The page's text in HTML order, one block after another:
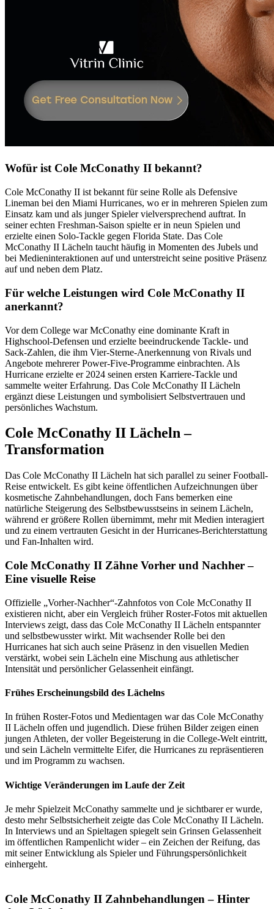
Wofür ist Cole McConathy II bekannt?
Cole McConathy II ist bekannt für seine Rolle als Defensive
Lineman bei den Miami Hurricanes, wo er in mehreren Spielen zum
Einsatz kam und als junger Spieler vielversprechend auftrat. In
seiner echten Freshman-Saison spielte er in neun Spielen und
erzielte einen Solo-Tackle gegen Florida State. Das Cole
McConathy II Lächeln taucht häufig in Momenten des Jubels und
bei Medieninteraktionen auf und unterstreicht seine positive Präsenz
auf und neben dem Platz.
Für welche Leistungen wird Cole McConathy II
anerkannt?
Vor dem College war McConathy eine dominante Kraft in
Highschool-Defensen und erzielte beeindruckende Tackle- und
Sack-Zahlen, die ihm Vier-Sterne-Anerkennung von Rivals und
Angebote mehrerer Power-Five-Programme einbrachten. Als
Hurricane erzielte er 2024 seinen ersten Karriere-Tackle und
sammelte weiter Erfahrung. Das Cole McConathy II Lächeln
ergänzt diese Leistungen und symbolisiert Selbstvertrauen und
persönliches Wachstum.
Cole McConathy II Lächeln –
Transformation
Das Cole McConathy II Lächeln hat sich parallel zu seiner Football-
Reise entwickelt. Es gibt keine öffentlichen Aufzeichnungen über
kosmetische Zahnbehandlungen, doch Fans bemerken eine
natürliche Steigerung des Selbstbewusstseins in seinem Lächeln,
während er größere Rollen übernimmt, mehr mit Medien interagiert
und zu einem vertrauten Gesicht in der Hurricanes-Berichterstattung
und Fan-Inhalten wird.
Cole McConathy II Zähne Vorher und Nachher –
Eine visuelle Reise
Offizielle „Vorher-Nachher“-Zahnfotos von Cole McConathy II
existieren nicht, aber ein Vergleich früher Roster-Fotos mit aktuellen
Interviews zeigt, dass das Cole McConathy II Lächeln entspannter
und selbstbewusster wirkt. Mit wachsender Rolle bei den
Hurricanes hat sich auch seine Präsenz in den visuellen Medien
verstärkt, wobei sein Lächeln eine Mischung aus athletischer
Intensität und persönlicher Gelassenheit einfängt.
Frühes Erscheinungsbild des Lächelns
In frühen Roster-Fotos und Medientagen war das Cole McConathy
II Lächeln offen und jugendlich. Diese frühen Bilder zeigen einen
jungen Athleten, der voller Begeisterung in die College-Welt eintritt,
und sein Lächeln vermittelte Eifer, die Hurricanes zu repräsentieren
und im Programm zu wachsen.
Wichtige Veränderungen im Laufe der Zeit
Je mehr Spielzeit McConathy sammelte und je sichtbarer er wurde,
desto mehr Selbstsicherheit zeigte das Cole McConathy II Lächeln.
In Interviews und an Spieltagen spiegelt sein Grinsen Gelassenheit
im öffentlichen Rampenlicht wider – ein Zeichen der Reifung, das
mit seiner Entwicklung als Spieler und Führungspersönlichkeit
einhergeht.
Cole McConathy II Zahnbehandlungen – Hinter